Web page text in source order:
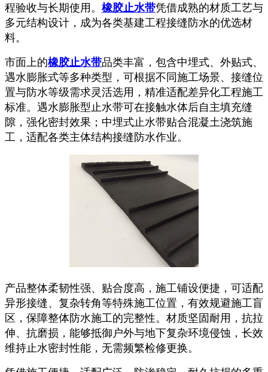
程验收与长期使用。 橡胶止水带凭借成熟的材质工艺与
多元结构设计，成为各类基建工程接缝防水的优选材
料。
市面上的橡胶止水带品类丰富，包含中埋式、外贴式、
遇水膨胀式等多种类型，可根据不同施工场景、接缝位
置与防水等级需求灵活选用，精准适配差异化工程施工
标准。遇水膨胀型止水带可在接触水体后自主填充缝
隙，强化密封效果；中埋式止水带贴合混凝土浇筑施
工，适配各类主体结构接缝防水作业。
产品整体柔韧性强、贴合度高，施工铺设便捷，可适配
异形接缝、复杂转角等特殊施工位置，有效规避施工盲
区，保障整体防水施工的完整性。材质坚固耐用，抗拉
伸、抗磨损，能够抵御户外与地下复杂环境侵蚀，长效
维持止水密封性能，无需频繁检修更换。